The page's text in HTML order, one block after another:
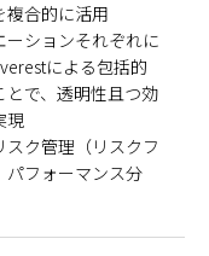
複合的に活用
ションそれぞれに
による包括的
で、透明性且つ効
現
ク管理（リスクフ
パフォーマンス分